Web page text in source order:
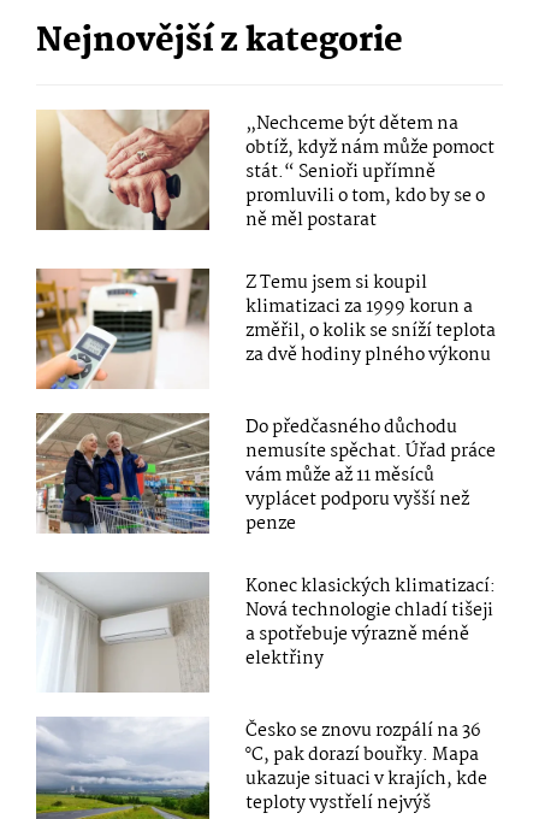
Nejnovější z kategorie
„Nechceme být dětem na
obtíž, když nám může pomoct
stát.“ Senioři upřímně
promluvili o tom, kdo by se o
ně měl postarat
Z Temu jsem si koupil
klimatizaci za 1999 korun a
změřil, o kolik se sníží teplota
za dvě hodiny plného výkonu
Do předčasného důchodu
nemusíte spěchat. Úřad práce
vám může až 11 měsíců
vyplácet podporu vyšší než
penze
Konec klasických klimatizací:
Nová technologie chladí tišeji
a spotřebuje výrazně méně
elektřiny
Česko se znovu rozpálí na 36
°C, pak dorazí bouřky. Mapa
ukazuje situaci v krajích, kde
teploty vystřelí nejvýš